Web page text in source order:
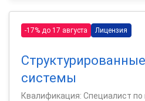
-17% до 17 августа Лицензия
системы
Квалификация: Специалист